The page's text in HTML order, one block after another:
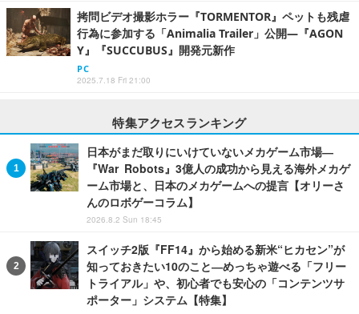
拷問ビデオ撮影ホラー『TORMENTOR』ペットも残虐
行為に参加する「Animalia Trailer」公開―『AGON
Y』『SUCCUBUS』開発元新作
PC
2025.7.18 Fri 21:00
特集アクセスランキング
日本がまだ取りにいけていないメカゲーム市場―
『War Robots』3億人の成功から見える海外メカゲ
ーム市場と、日本のメカゲームへの提言【オリーさ
んのロボゲーコラム】
2026.8.2 Sun 18:45
スイッチ2版『FF14』から始める新米“ヒカセン”が
知っておきたい10のこと―めっちゃ遊べる「フリー
トライアル」や、初心者でも安心の「コンテンツサ
ポーター」システム【特集】